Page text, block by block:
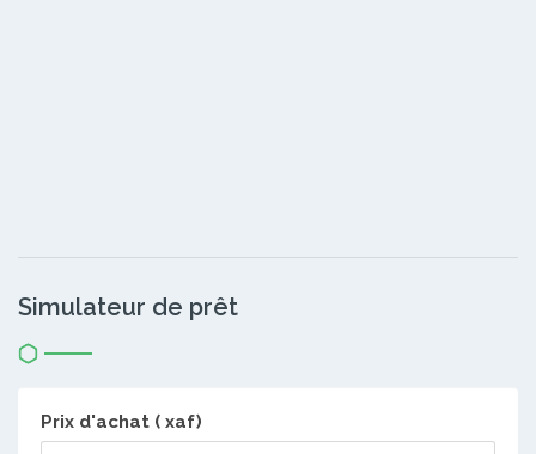
Simulateur de prêt
Prix d'achat ( xaf)